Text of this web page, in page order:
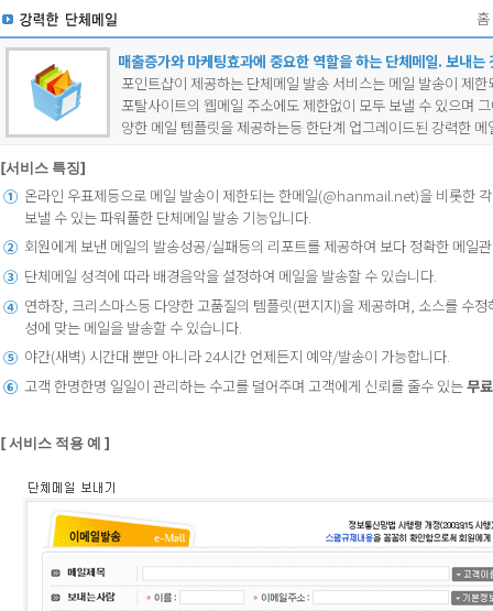
홈
매출증가와 마케팅효과에 중요한 역할을 하는 단체메일. 보내는
포인트샵이 제공하는 단체메일 발송 서비스는 메일 발송이 제
포탈사이트의 웹메일 주소에도 제한없이 모두 보낼 수 있으며
양한 메일 템플릿을 제공하는등 한단계 업그레이드된 강력한
[서비스 특징]
① 온라인 우표제등으로 메일 발송이 제한되는 한메일(@hanmail.net)을 비롯한
보낼 수 있는 파워풀한 단체메일 발송 기능입니다.
② 회원에게 보낸 메일의 발송성공/실패등의 리포트를 제공하여 보다 정확한 메일
③ 단체메일 성격에 따라 배경음악을 설정하여 메일을 발송할 수 있습니다.
④ 연하장, 크리스마스등 다양한 고품질의 템플릿(편지지)을 제공하며, 소스를 수
성에 맞는 메일을 발송할 수 있습니다.
⑤ 야간(새벽) 시간대 뿐만 아니라 24시간 언제든지 예약/발송이 가능합니다.
⑥ 고객 한명한명 일일이 관리하는 수고를 덜어주며 고객에게 신뢰를 줄수 있는무
[ 서비스 적용 예 ]